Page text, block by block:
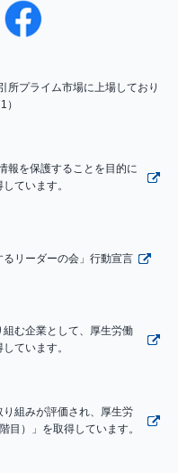
所プライム市場に上場しており
報を保護することを目的に
ています。
るリーダーの会」行動宣言
む企業として、厚生労働
ています。
組みが評価され、厚生労
目）」を取得しています。